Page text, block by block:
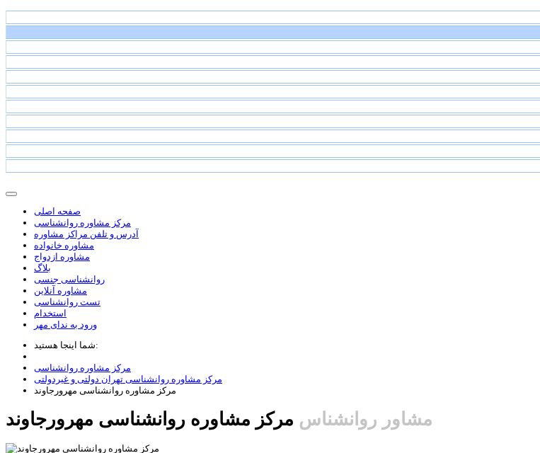
صفحه اصلی
مرکز مشاوره روانشناسی
آدرس و تلفن مراکز مشاوره
مشاوره خانواده
مشاوره ازدواج
بلاگ
روانشناسی جنسی
مشاوره آنلاین
تست روانشناسی
استخدام
ورود به ندای مهر
شما اینجا هستید:
مرکز مشاوره روانشناسی
مرکز مشاوره روانشناسی تهران دولتی و غیردولتی
مرکز مشاوره روانشناسی مهرورجاوند
مشاور روانشناس